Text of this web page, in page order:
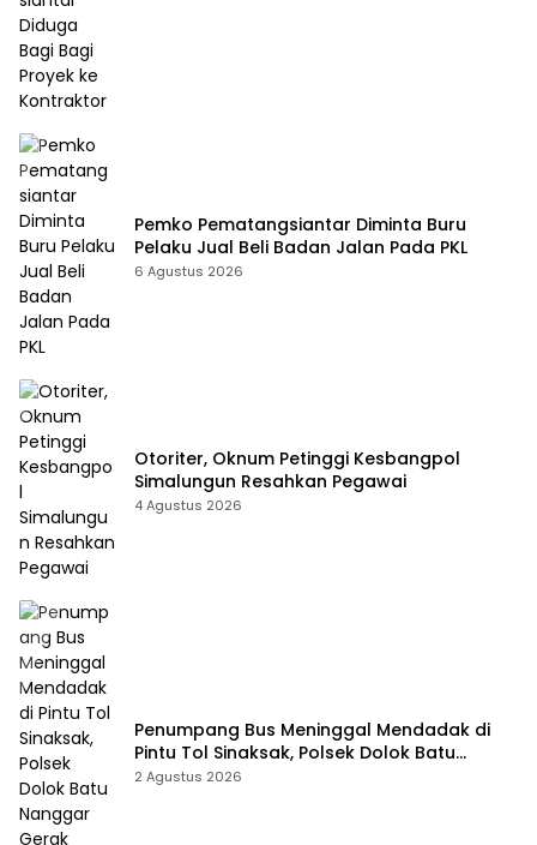
Pemko Pematangsiantar Diminta Buru
Pelaku Jual Beli Badan Jalan Pada PKL
6 Agustus 2026
Otoriter, Oknum Petinggi Kesbangpol
Simalungun Resahkan Pegawai
4 Agustus 2026
Penumpang Bus Meninggal Mendadak di
Pintu Tol Sinaksak, Polsek Dolok Batu
Nanggar Gerak Cepat Olah TKP
2 Agustus 2026